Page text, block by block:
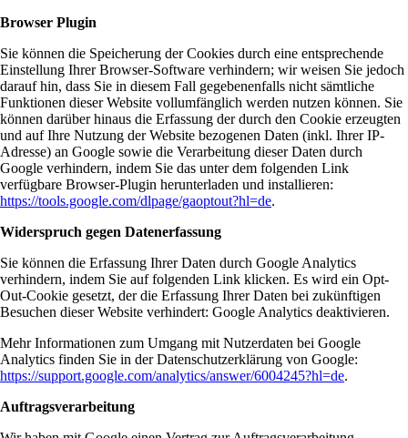
Browser Plugin
Sie können die Speicherung der Cookies durch eine entsprechende
Einstellung Ihrer Browser-Software verhindern; wir weisen Sie jedoch
darauf hin, dass Sie in diesem Fall gegebenenfalls nicht sämtliche
Funktionen dieser Website vollumfänglich werden nutzen können. Sie
können darüber hinaus die Erfassung der durch den Cookie erzeugten
und auf Ihre Nutzung der Website bezogenen Daten (inkl. Ihrer IP-
Adresse) an Google sowie die Verarbeitung dieser Daten durch
Google verhindern, indem Sie das unter dem folgenden Link
verfügbare Browser-Plugin herunterladen und installieren:
https://tools.google.com/dlpage/gaoptout?hl=de.
Widerspruch gegen Datenerfassung
Sie können die Erfassung Ihrer Daten durch Google Analytics
verhindern, indem Sie auf folgenden Link klicken. Es wird ein Opt-
Out-Cookie gesetzt, der die Erfassung Ihrer Daten bei zukünftigen
Besuchen dieser Website verhindert: Google Analytics deaktivieren.
Mehr Informationen zum Umgang mit Nutzerdaten bei Google
Analytics finden Sie in der Datenschutzerklärung von Google:
https://support.google.com/analytics/answer/6004245?hl=de.
Auftragsverarbeitung